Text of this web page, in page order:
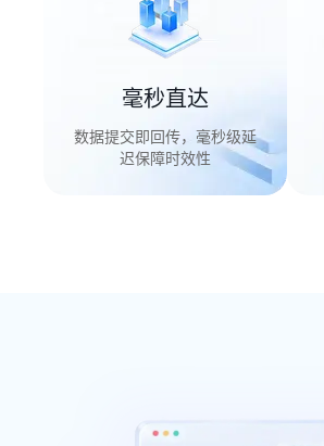
毫秒直达
数据提交即回传，毫秒级延
迟保障时效性